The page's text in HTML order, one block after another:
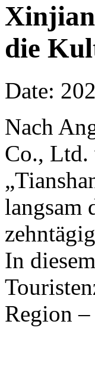
die
Date:
Nach
Co., Ltd.
langsam
In
Region